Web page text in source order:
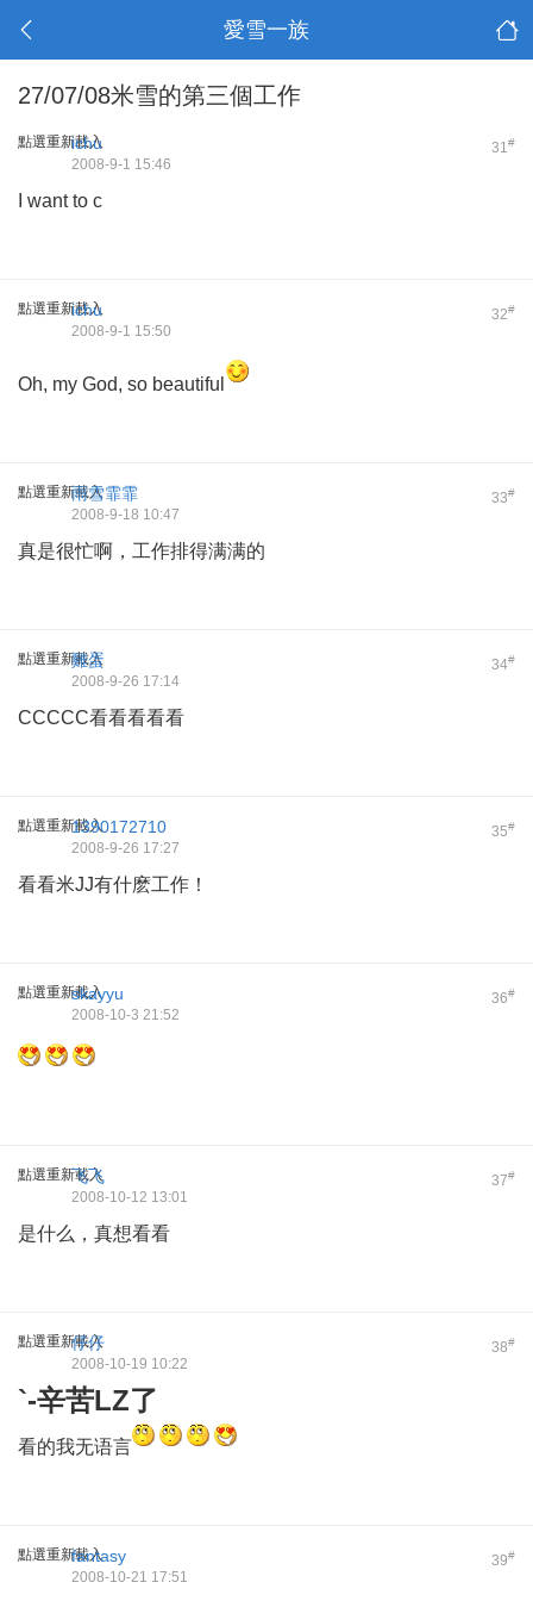
愛雪一族
27/07/08米雪的第三個工作
點選重新載入 31#
ichu
2008-9-1 15:46
I want to c
點選重新載入 32#
ichu
2008-9-1 15:50
Oh, my God, so beautiful
點選重新載入 33#
雨雪霏霏
2008-9-18 10:47
真是很忙啊，工作排得满满的
點選重新載入 34#
雞蛋
2008-9-26 17:14
CCCCC看看看看看
點選重新載入 35#
1390172710
2008-9-26 17:27
看看米JJ有什麽工作！
點選重新載入 36#
skayyu
2008-10-3 21:52
點選重新載入 37#
飞飞
2008-10-12 13:01
是什么，真想看看
點選重新載入 38#
仔仔
2008-10-19 10:22
`-辛苦LZ了
看的我无语言
點選重新載入 39#
fantasy
2008-10-21 17:51